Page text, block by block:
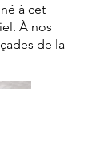
à cet
À nos
de la